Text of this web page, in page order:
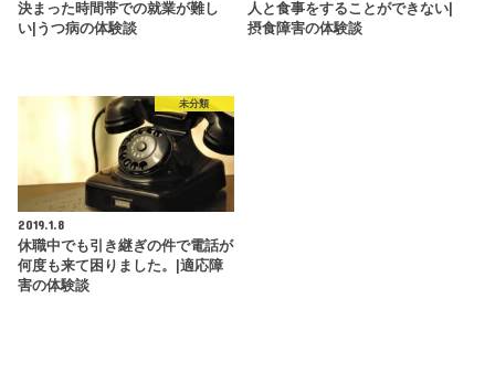
決まった時間帯での就業が難し
い|うつ病の体験談
人と食事をすることができない|
摂食障害の体験談
未分類
2019.1.8
休職中でも引き継ぎの件で電話が
何度も来て困りました。|適応障
害の体験談